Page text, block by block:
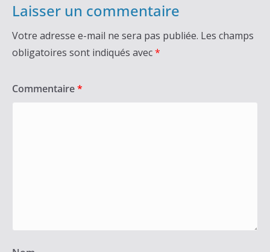
Laisser un commentaire
Votre adresse e-mail ne sera pas publiée. Les champs
obligatoires sont indiqués avec*
Commentaire*